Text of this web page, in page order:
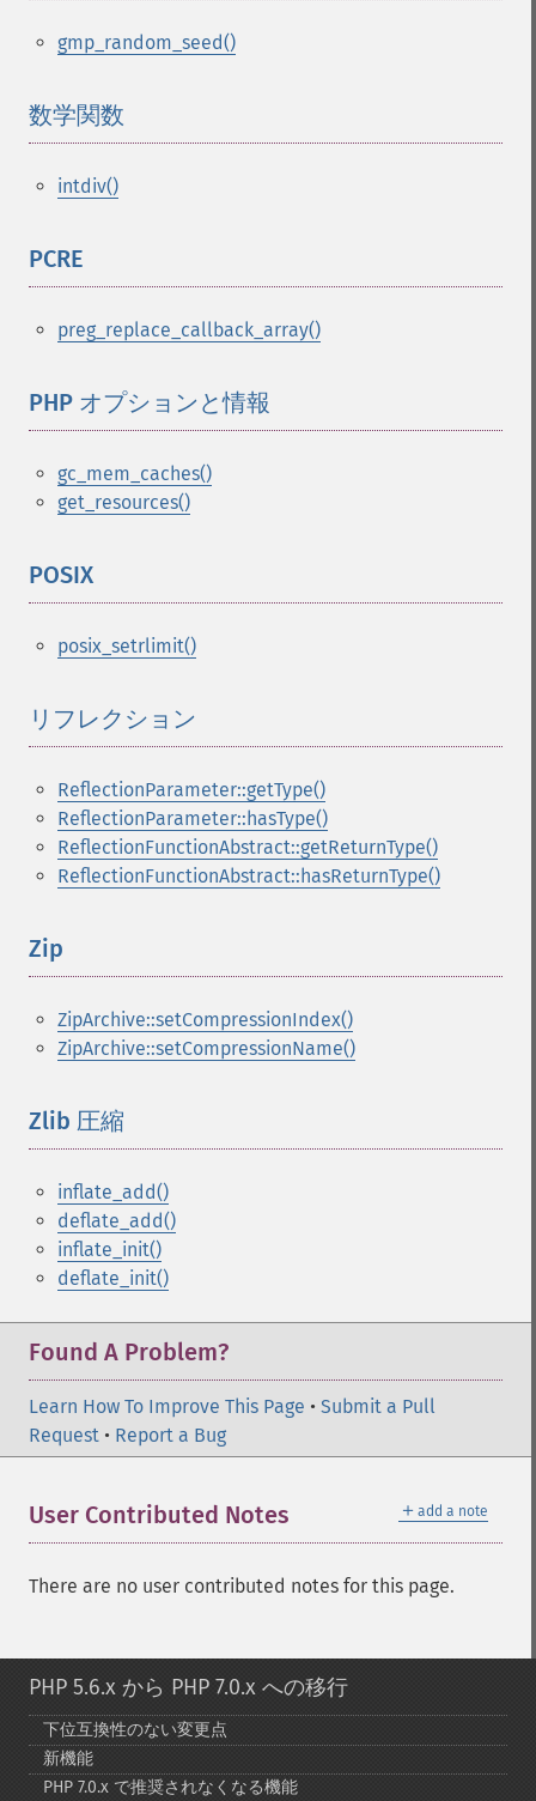
gmp_random_seed()
数学関数
intdiv()
PCRE
preg_replace_callback_array()
PHP オプションと情報
gc_mem_caches()
get_resources()
POSIX
posix_setrlimit()
リフレクション
ReflectionParameter::getType()
ReflectionParameter::hasType()
ReflectionFunctionAbstract::getReturnType()
ReflectionFunctionAbstract::hasReturnType()
Zip
ZipArchive::setCompressionIndex()
ZipArchive::setCompressionName()
Zlib 圧縮
inflate_add()
deflate_add()
inflate_init()
deflate_init()
Found A Problem?
Learn How To Improve This Page • Submit a Pull
Request • Report a Bug
＋ add a note
User Contributed Notes
There are no user contributed notes for this page.
PHP 5.6.x から PHP 7.0.x への移行
下位互換性のない変更点
新機能
PHP 7.0.x で推奨されなくなる機能